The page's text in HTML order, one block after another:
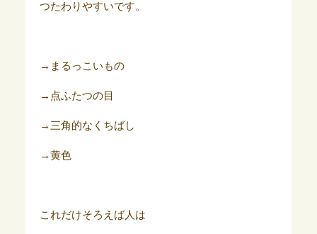
つたわりやすいです。
→まるっこいもの
→点ふたつの目
→三角的なくちばし
→黄色
これだけそろえば人は